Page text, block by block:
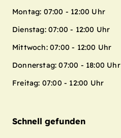
Montag: 07:00 - 12:00 Uhr
Dienstag: 07:00 - 12:00 Uhr
Mittwoch: 07:00 - 12:00 Uhr
Donnerstag: 07:00 - 18:00 Uhr
Freitag: 07:00 - 12:00 Uhr
Schnell gefunden